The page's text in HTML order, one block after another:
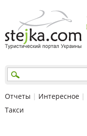
Отчеты | Интересное |
Такси